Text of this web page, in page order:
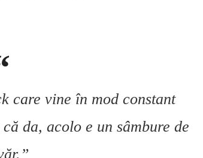
care vine în mod constant
da, acolo e un sâmbure de